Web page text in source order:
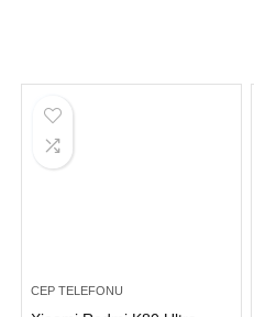
CEP TELEFONU